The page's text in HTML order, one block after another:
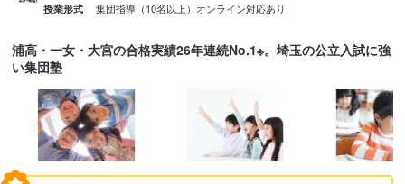
授業形式 集団指導（10名以上） オンライン対応あり
浦高・一女・大宮の合格実績26年連続No.1※。埼玉の公立入試に強
い集団塾